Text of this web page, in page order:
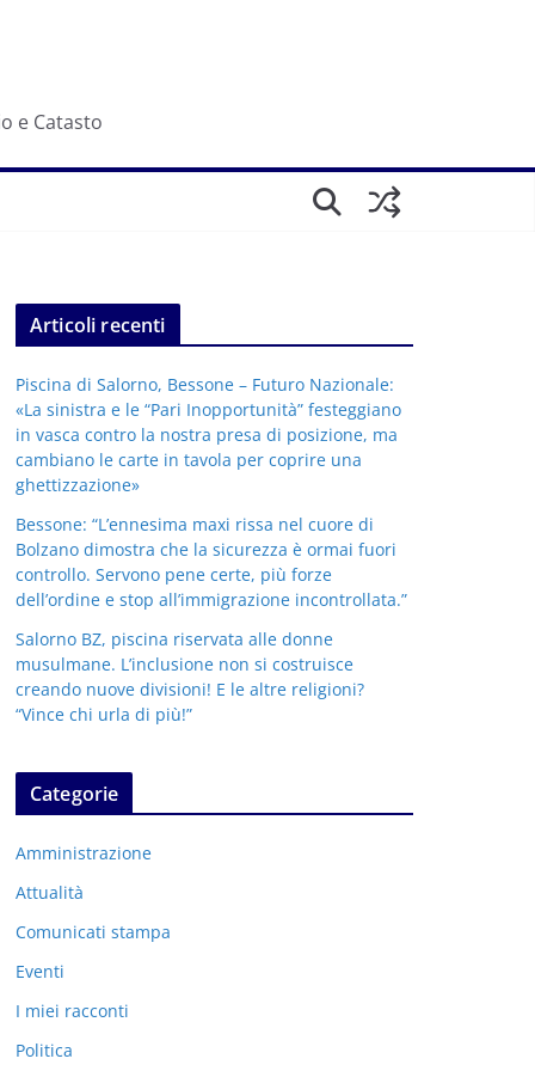
e Catasto
Articoli recenti
Piscina di Salorno, Bessone – Futuro Nazionale:
«La sinistra e le “Pari Inopportunità” festeggiano
in vasca contro la nostra presa di posizione, ma
cambiano le carte in tavola per coprire una
ghettizzazione»
Bessone: “L’ennesima maxi rissa nel cuore di
Bolzano dimostra che la sicurezza è ormai fuori
controllo. Servono pene certe, più forze
dell’ordine e stop all’immigrazione incontrollata.”
Salorno BZ, piscina riservata alle donne
musulmane. L’inclusione non si costruisce
creando nuove divisioni! E le altre religioni?
“Vince chi urla di più!”
Categorie
Amministrazione
Attualità
Comunicati stampa
Eventi
I miei racconti
Politica